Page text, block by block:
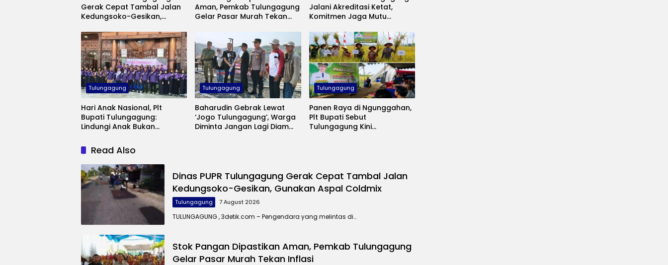
Gerak Cepat Tambal Jalan
Kedungsoko-Gesikan,
Aman, Pemkab Tulungagung
Gelar Pasar Murah Tekan
Jalani Akreditasi Ketat,
Komitmen Jaga Mutu
Tulungagung
Hari Anak Nasional, Plt
Bupati Tulungagung:
Lindungi Anak Bukan
Tulungagung
Baharudin Gebrak Lewat
‘Jogo Tulungagung’, Warga
Diminta Jangan Lagi Diam
Tulungagung
Panen Raya di Ngunggahan,
Plt Bupati Sebut
Tulungagung Kini
Read Also
Dinas PUPR Tulungagung Gerak Cepat Tambal Jalan
Kedungsoko-Gesikan, Gunakan Aspal Coldmix
Tulungagung 7 August 2026
TULUNGAGUNG , 3detik.com – Pengendara yang melintas di…
Stok Pangan Dipastikan Aman, Pemkab Tulungagung
Gelar Pasar Murah Tekan Inflasi